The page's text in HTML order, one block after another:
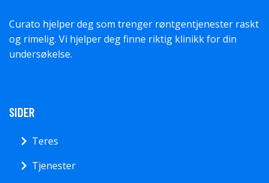
Curato hjelper deg som trenger røntgentjenester raskt
og rimelig. Vi hjelper deg finne riktig klinikk for din
undersøkelse.
SIDER
Teres
Tjenester